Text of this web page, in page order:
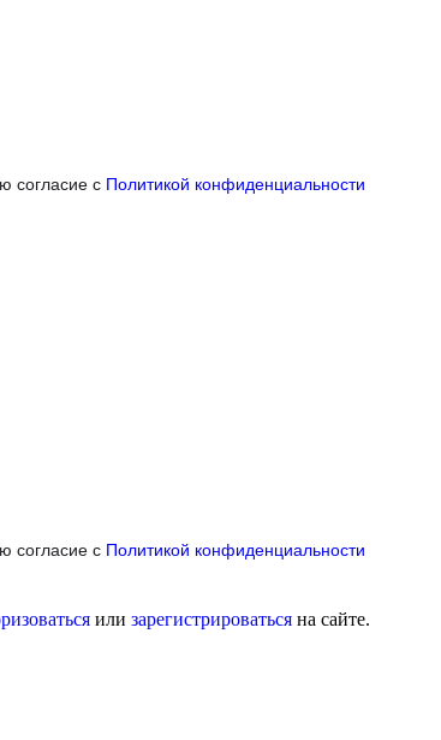
согласие с Политикой конфиденциальности
согласие с Политикой конфиденциальности
или зарегистрироваться на сайте.